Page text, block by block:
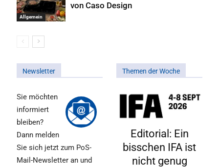
Allgemein
von Caso Design
Newsletter
Sie möchten
informiert
bleiben?
Dann melden
Sie sich jetzt zum PoS-
Mail-Newsletter an und
Themen der Woche
Editorial: Ein
bisschen IFA ist
nicht genug